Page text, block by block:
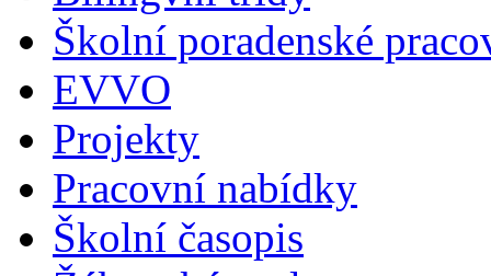
Školní poradenské
EVVO
Projekty
Pracovní nabídky
Školní časopis